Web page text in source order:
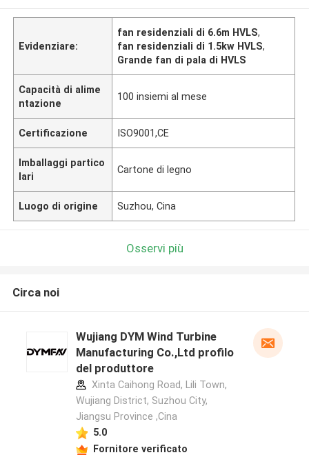
Evidenziare:
fan residenziali di 6.6m HVLS,
fan residenziali di 1.5kw HVLS,
Grande fan di pala di HVLS
Capacità di alime
ntazione
100 insiemi al mese
Certificazione ISO9001,CE
Imballaggi partico
lari
Cartone di legno
Luogo di origine Suzhou, Cina
Osservi più
Circa noi
Wujiang DYM Wind Turbine
Manufacturing Co.,Ltd profilo
del produttore
Xinta Caihong Road, Lili Town,
Wujiang District, Suzhou City,
Jiangsu Province ,Cina
5.0
Fornitore verificato